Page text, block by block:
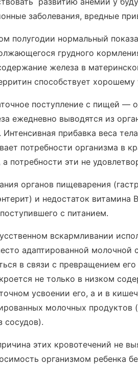
заболевания, вредные
полугодии нормальный
грудного
железа в
способствует
поступление с пищей —
ежедневно выводятся из
Интенсивная прибавка веса
потребности организма в
а потребности эти не
органов пищеварения
и недостаток витамина В
с питанием.
вскармливании
адаптированной молочной
в связи с превращением
не только в низком
усвоении его, а и в
молочных продуктов
сосудов).
этих кровотечений не
организмом ребенка